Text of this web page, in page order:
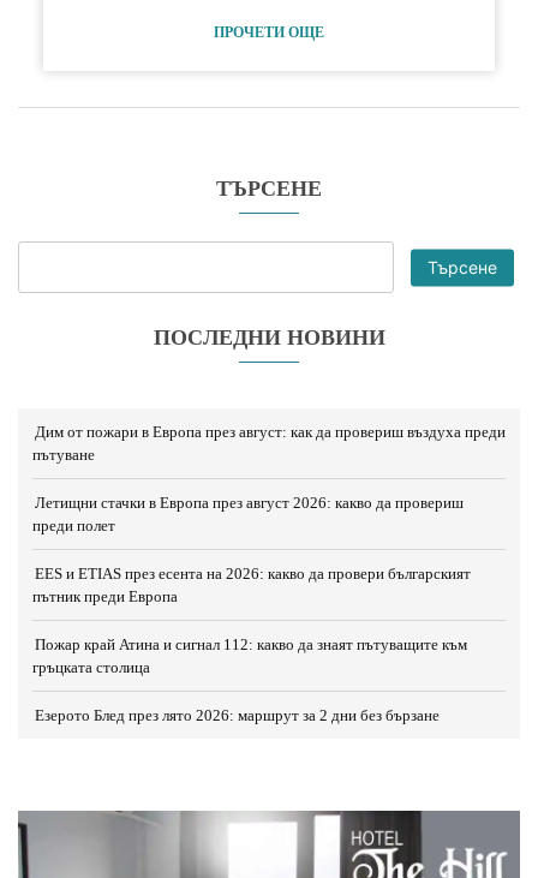
ТЪРСЕНЕ
Търсене
ПОСЛЕДНИ НОВИНИ
Дим от пожари в Европа през август: как да провериш въздуха преди
пътуване
Летищни стачки в Европа през август 2026: какво да провериш
преди полет
EES и ETIAS през есента на 2026: какво да провери българският
пътник преди Европа
Пожар край Атина и сигнал 112: какво да знаят пътуващите към
гръцката столица
Езерото Блед през лято 2026: маршрут за 2 дни без бързане
ПРОЧЕТИ ОЩЕ